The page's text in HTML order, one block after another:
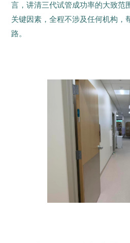
言，讲清三代试管成功率的大致范
关键因素，全程不涉及任何机构，
路。